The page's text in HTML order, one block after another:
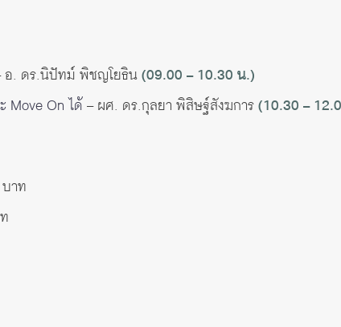
อ. ดร.นิปัทม์ พิชญโยธิน(09.00 – 10.30 น.)
Move On ได้– ผศ. ดร.กุลยา พิสิษฐ์สังฆการ(10.30 –
าท